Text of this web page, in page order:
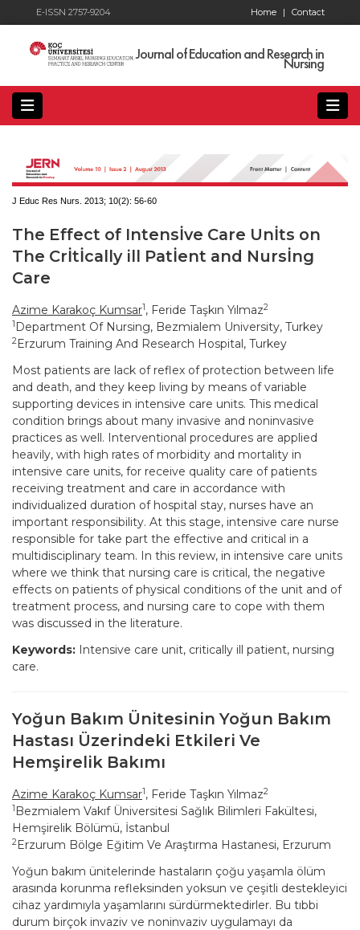
E-ISSN 2757-9204 Contact
Home |
Journal of Education and Research in
Nursing
J Educ Res Nurs. 2013; 10(2): 56-60
The Effect of Intensİve Care Unİts on
The Crİtİcally ill Patİent and Nursİng
Care
Azime Karakoç Kumsar1, Feride Taşkın Yılmaz2
1 Department Of Nursing, Bezmialem University, Turkey
2Erzurum Training And Research Hospital, Turkey
Most patients are lack of reflex of protection between life
and death, and they keep living by means of variable
supporting devices in intensive care units. This medical
condition brings about many invasive and noninvasive
practices as well. Interventional procedures are applied
heavily, with high rates of morbidity and mortality in
intensive care units, for receive quality care of patients
receiving treatment and care in accordance with
individualized duration of hospital stay, nurses have an
important responsibility. At this stage, intensive care nurse
responsible for take part the effective and critical in a
multidisciplinary team. In this review, in intensive care units
where we think that nursing care is critical, the negative
effects on patients of physical conditions of the unit and of
treatment process, and nursing care to cope with them
was discussed in the literature.
Keywords: Intensive care unit, critically ill patient, nursing
care.
Yoğun Bakım Ünitesinin Yoğun Bakım
Hastası Üzerindeki Etkileri Ve
Hemşirelik Bakımı
Azime Karakoç Kumsar1, Feride Taşkın Yılmaz2
1 Bezmialem Vakıf Üniversitesi Sağlık Bilimleri Fakültesi,
Hemşirelik Bölümü, İstanbul
2Erzurum Bölge Eğitim Ve Araştırma Hastanesi, Erzurum
Yoğun bakım ünitelerinde hastaların çoğu yaşamla ölüm
arasında korunma refleksinden yoksun ve çeşitli destekleyici
cihaz yardımıyla yaşamlarını sürdürmektedirler. Bu tıbbi
durum birçok invaziv ve noninvaziv uygulamayı da